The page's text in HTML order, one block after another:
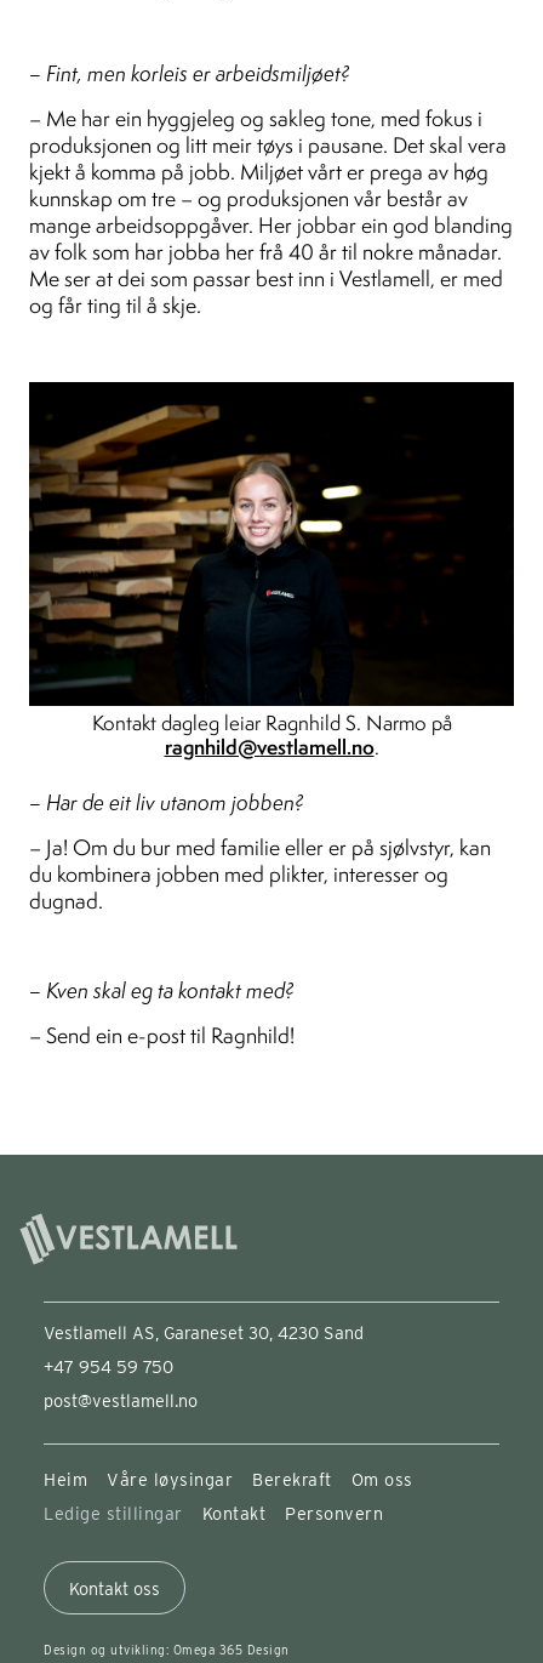
– Fint, men korleis er arbeidsmiljøet?
– Me har ein hyggjeleg og sakleg tone, med fokus i
produksjonen og litt meir tøys i pausane. Det skal vera
kjekt å komma på jobb. Miljøet vårt er prega av høg
kunnskap om tre – og produksjonen vår består av
mange arbeidsoppgåver. Her jobbar ein god blanding
av folk som har jobba her frå 40 år til nokre månadar.
Me ser at dei som passar best inn i Vestlamell, er med
og får ting til å skje.
Kontakt dagleg leiar Ragnhild S. Narmo på
ragnhild@vestlamell.no.
– Har de eit liv utanom jobben?
– Ja! Om du bur med familie eller er på sjølvstyr, kan
du kombinera jobben med plikter, interesser og
dugnad.
– Kven skal eg ta kontakt med?
– Send ein e-post til Ragnhild!
Vestlamell AS, Garaneset 30, 4230 Sand
+47 954 59 750
post@vestlamell.no
Heim Våre løysingar Berekraft
Om oss
Ledige stillingar
Kontakt Personvern
Kontakt oss
Design og utvikling: Omega 365 Design